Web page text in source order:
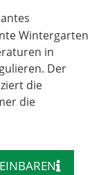
Wintergarten
in
Der
die
die